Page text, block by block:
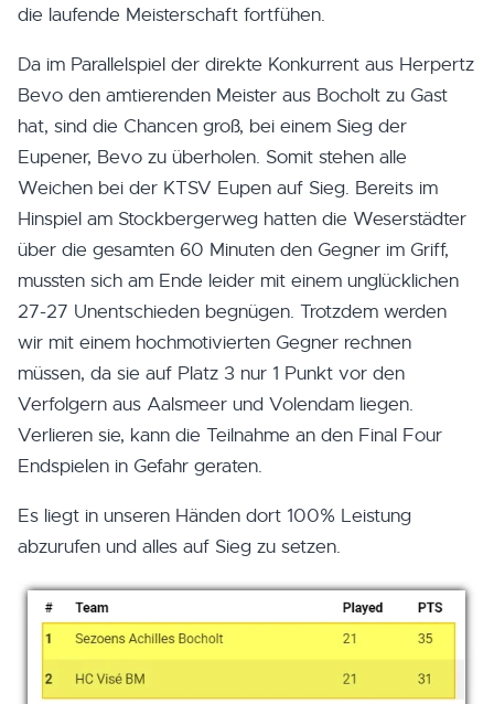
die laufende Meisterschaft fortfühen.
Da im Parallelspiel der direkte Konkurrent aus Herpertz
Bevo den amtierenden Meister aus Bocholt zu Gast
hat, sind die Chancen groß, bei einem Sieg der
Eupener, Bevo zu überholen. Somit stehen alle
Weichen bei der KTSV Eupen auf Sieg. Bereits im
Hinspiel am Stockbergerweg hatten die Weserstädter
über die gesamten 60 Minuten den Gegner im Griff,
mussten sich am Ende leider mit einem unglücklichen
27-27 Unentschieden begnügen. Trotzdem werden
wir mit einem hochmotivierten Gegner rechnen
müssen, da sie auf Platz 3 nur 1 Punkt vor den
Verfolgern aus Aalsmeer und Volendam liegen.
Verlieren sie, kann die Teilnahme an den Final Four
Endspielen in Gefahr geraten.
Es liegt in unseren Händen dort 100% Leistung
abzurufen und alles auf Sieg zu setzen.